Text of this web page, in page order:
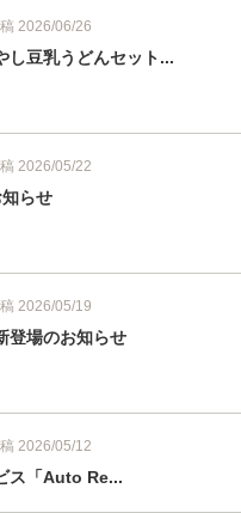
2026/06/26
し豆乳うどんセット...
2026/05/22
らせ
2026/05/19
登場のお知らせ
2026/05/12
ス「Auto Re...